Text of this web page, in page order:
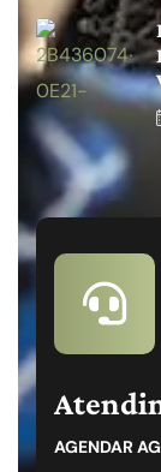
AGENDAR